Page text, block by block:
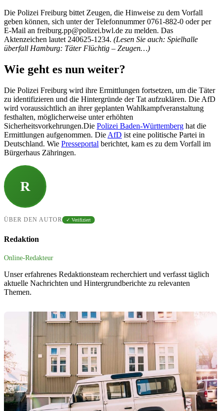
Die Polizei Freiburg bittet Zeugen, die Hinweise zu dem Vorfall
geben können, sich unter der Telefonnummer 0761-882-0 oder per
E-Mail an freiburg.pp@polizei.bwl.de zu melden. Das
Aktenzeichen lautet 240625-1234. (Lesen Sie auch: Spielhalle
überfall Hamburg: Täter Flüchtig – Zeugen…)
Wie geht es nun weiter?
Die Polizei Freiburg wird ihre Ermittlungen fortsetzen, um die Täter
zu identifizieren und die Hintergründe der Tat aufzuklären. Die AfD
wird voraussichtlich an ihrer geplanten Wahlkampfveranstaltung
festhalten, möglicherweise unter erhöhten
Sicherheitsvorkehrungen.Die Polizei Baden-Württemberg hat die
Ermittlungen aufgenommen. Die AfD ist eine politische Partei in
Deutschland. Wie Presseportal berichtet, kam es zu dem Vorfall im
Bürgerhaus Zähringen.
R
ÜBER DEN AUTOR ✓ Verifiziert
Redaktion
Online-Redakteur
Unser erfahrenes Redaktionsteam recherchiert und verfasst täglich
aktuelle Nachrichten und Hintergrundberichte zu relevanten
Themen.